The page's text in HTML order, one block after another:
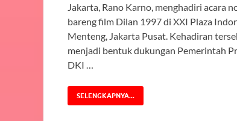
Jakarta, Rano Karno, menghadiri acara
bareng film Dilan 1997 di XXI Plaza
Menteng, Jakarta Pusat. Kehadiran
menjadi bentuk dukungan Pemerintah
DKI …
SELENGKAPNYA...